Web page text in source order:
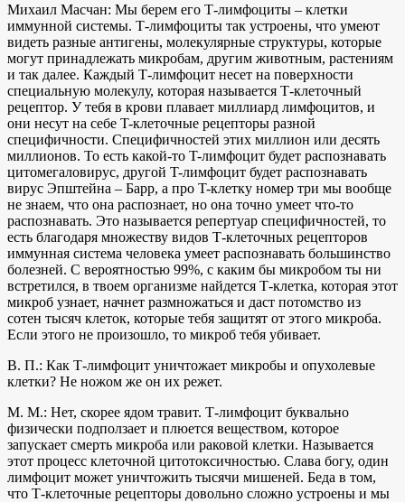
Михаил Масчан: Мы берем его Т‑лимфоциты – клетки
иммунной системы. Т‑лимфоциты так устроены, что умеют
видеть разные антигены, молекулярные структуры, которые
могут принадлежать микробам, другим животным, растениям
и так далее. Каждый Т‑лимфоцит несет на поверхности
специальную молекулу, которая называется T‑клеточный
рецептор. У тебя в крови плавает миллиард лимфоцитов, и
они несут на себе T-клеточные рецепторы разной
специфичности. Специфичностей этих миллион или десять
миллионов. То есть какой-то T-лимфоцит будет распознавать
цитомегаловирус, другой T-лимфоцит будет распознавать
вирус Эпштейна – Барр, а про T-клетку номер три мы вообще
не знаем, что она распознает, но она точно умеет что-то
распознавать. Это называется репертуар специфичностей, то
есть благодаря множеству видов Т‑клеточных рецепторов
иммунная система человека умеет распознавать большинство
болезней. С вероятностью 99%, с каким бы микробом ты ни
встретился, в твоем организме найдется Т‑клетка, которая этот
микроб узнает, начнет размножаться и даст потомство из
сотен тысяч клеток, которые тебя защитят от этого микроба.
Если этого не произошло, то микроб тебя убивает.
В. П.: Как Т‑лимфоцит уничтожает микробы и опухолевые
клетки? Не ножом же он их режет.
М. М.: Нет, скорее ядом травит. Т‑лимфоцит буквально
физически подползает и плюется веществом, которое
запускает смерть микроба или раковой клетки. Называется
этот процесс клеточной цитотоксичностью. Слава богу, один
лимфоцит может уничтожить тысячи мишеней. Беда в том,
что Т‑клеточные рецепторы довольно сложно устроены и мы